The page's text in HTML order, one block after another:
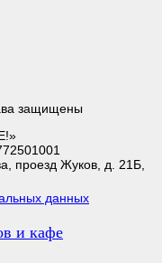
защищены
проезд Жуков, д. 21Б,
данных